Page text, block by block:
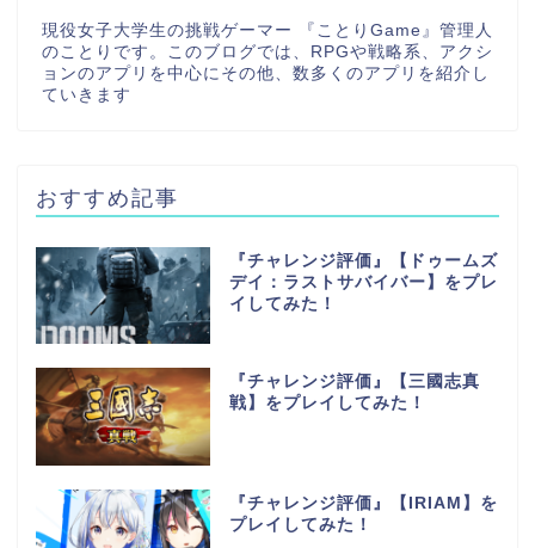
現役女子大学生の挑戦ゲーマー 『ことりGame』管理人
のことりです。このブログでは、RPGや戦略系、アクシ
ョンのアプリを中心にその他、数多くのアプリを紹介し
ていきます
おすすめ記事
『チャレンジ評価』【ドゥームズ
デイ：ラストサバイバー】をプレ
イしてみた！
『チャレンジ評価』【三國志真
戦】をプレイしてみた！
『チャレンジ評価』【IRIAM】を
プレイしてみた！